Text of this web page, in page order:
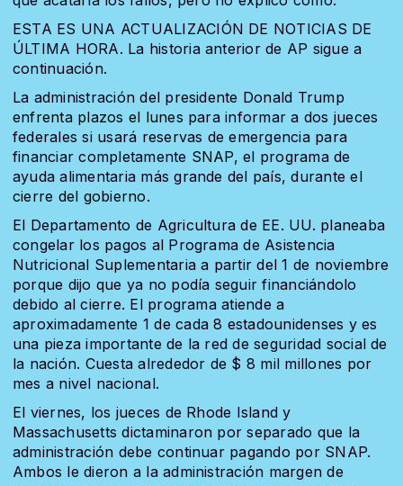
ESTA ES UNA ACTUALIZACIÓN DE NOTICIAS DE
ÚLTIMA HORA. La historia anterior de AP sigue a
continuación.
La administración del presidente Donald Trump
enfrenta plazos el lunes para informar a dos jueces
federales si usará reservas de emergencia para
financiar completamente SNAP, el programa de
ayuda alimentaria más grande del país, duranteel
cierre del gobierno.
El Departamento de Agricultura de EE. UU. planeaba
congelar los pagos al Programa de Asistencia
Nutricional Suplementaria a partir del 1 de noviembre
porque dijo que ya no podía seguir financiándolo
debido al cierre. El programa atiende a
aproximadamente 1 de cada 8 estadounidenses y es
una pieza importante de la red de seguridad social de
la nación. Cuesta alrededor de $ 8 mil millones por
mes a nivel nacional.
El viernes, los jueces de Rhode Island y
Massachusetts dictaminaron por separado que la
administración debe continuar pagando por SNAP.
Ambos le dieron a la administración margen de